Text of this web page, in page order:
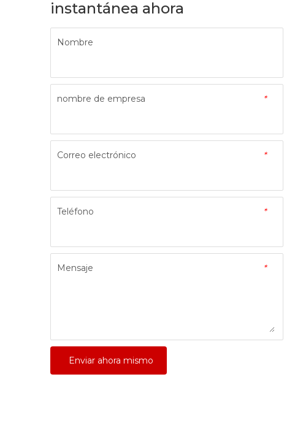
instantánea ahora
Nombre
*
nombre de empresa
*
Correo electrónico
*
Teléfono
*
Mensaje
Enviar ahora mismo